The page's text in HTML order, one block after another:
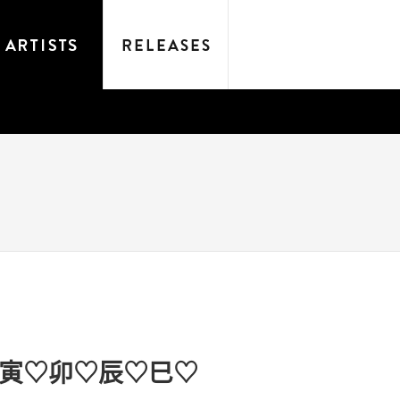
♡卯♡辰♡巳♡